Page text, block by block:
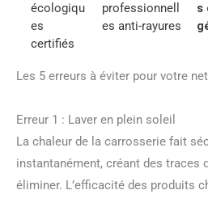
écologiqu
es
certifiés
professionnell
es anti-rayures
s
Les 5 erreurs à éviter pour votre
Erreur 1 : Laver en plein soleil
La chaleur de la carrosserie fait sécher les produits
instantanément, créant des traces
éliminer. L’efficacité des produits